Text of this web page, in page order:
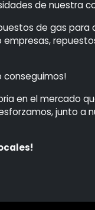
de nuestra
de gas
conseguimos!
en el mercado
junto a